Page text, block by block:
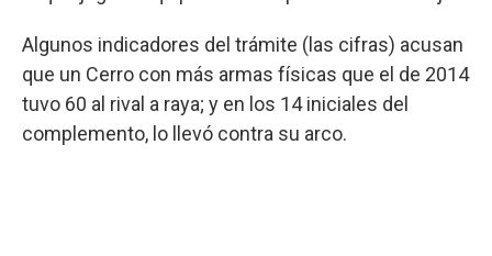
Algunos indicadores del trámite (las cifras) acusan
que un Cerro con más armas físicas que el de 2014
tuvo 60 al rival a raya; y en los 14 iniciales del
complemento, lo llevó contra su arco.